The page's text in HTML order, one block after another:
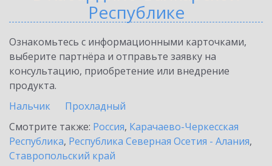
Республике
Ознакомьтесь с информационными карточками,
выберите партнёра и отправьте заявку на
консультацию, приобретение или внедрение
продукта.
Нальчик
Прохладный
Смотрите также: Россия, Карачаево-Черкесская
Республика, Республика Северная Осетия - Алания,
Ставропольский край